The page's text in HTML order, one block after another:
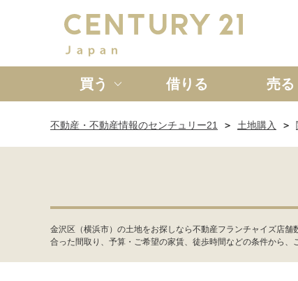
買う
新築一戸建て 中古一
借りる 売る
不動産・不動産情報のセンチュリー21 土地購入
金沢区（横浜市）の土地をお探しなら不動産フランチャイズ店
合った間取り、予算・ご希望の家賃、徒歩時間などの条件から